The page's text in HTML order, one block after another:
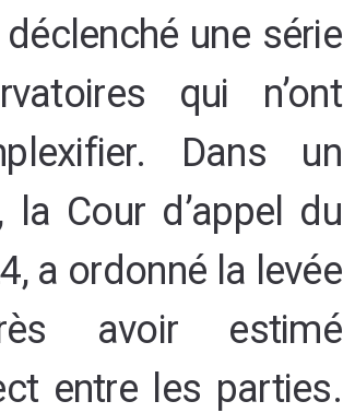
une série
qui n’ont
Dans un
la Cour d’appel du
a ordonné la levée
avoir estimé
entre les parties.